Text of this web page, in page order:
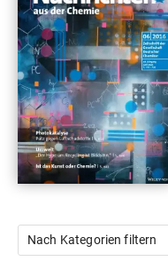
Nach Kategorien filtern